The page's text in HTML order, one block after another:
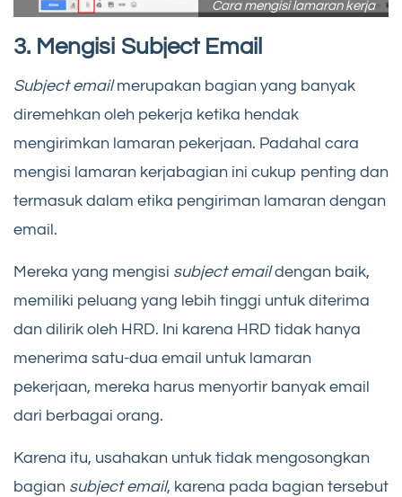
Cara mengisi lamaran kerja
3. Mengisi Subject Email
Subject emailmerupakan bagian yang banyak
diremehkan oleh pekerja ketika hendak
mengirimkan lamaran pekerjaan. Padahal cara
mengisi lamaran kerjabagian ini cukup penting dan
termasuk dalam etika pengiriman lamaran dengan
email.
Mereka yang mengisi subject emaildengan baik,
memiliki peluang yang lebih tinggi untuk diterima
dan dilirik oleh HRD. Ini karena HRD tidak hanya
menerima satu-dua email untuk lamaran
pekerjaan, mereka harus menyortir banyak email
dari berbagai orang.
Karena itu, usahakan untuk tidak mengosongkan
bagian subject email, karena pada bagian tersebut